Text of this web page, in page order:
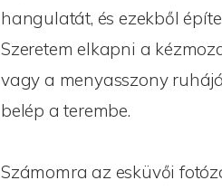
hangulatát, és ezekből
Szeretem elkapni a
vagy a menyasszony
belép a terembe.
Számomra az esküvői